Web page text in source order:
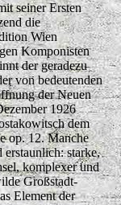
seiner Ersten
die
Wien
Komponisten
der geradezu
von bedeutenden
der Neuen
1926
dem
op. 12. Manche
erstaunlich: starke,
komplexer und
Großstadt-
Element der